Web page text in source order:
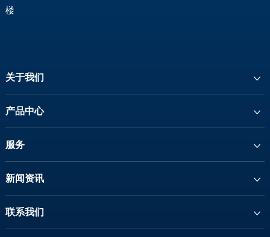
楼
关于我们
产品中心
服务
新闻资讯
联系我们